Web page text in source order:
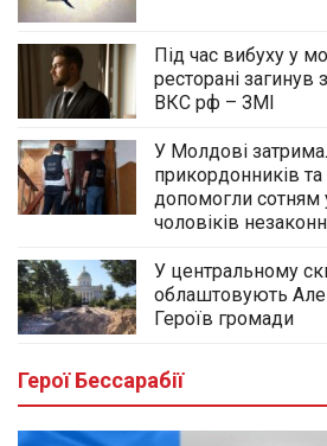
Під час вибуху у
ресторані загинув
ВКС рф – ЗМІ
У Молдові
прикордонників та
допомогли сотням
чоловіків
У центральному
облаштовують
Героїв громади
Герої Бессарабії